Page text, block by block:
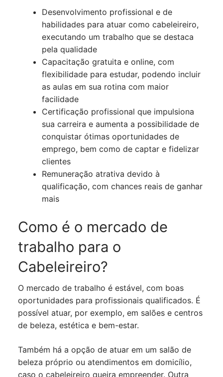
Desenvolvimento profissional e de
habilidades para atuar como cabeleireiro,
executando um trabalho que se destaca
pela qualidade
Capacitação gratuita e online, com
flexibilidade para estudar, podendo incluir
as aulas em sua rotina com maior
facilidade
Certificação profissional que impulsiona
sua carreira e aumenta a possibilidade de
conquistar ótimas oportunidades de
emprego, bem como de captar e fidelizar
clientes
Remuneração atrativa devido à
qualificação, com chances reais de ganhar
mais
Como é o mercado de
trabalho para o
Cabeleireiro?
O mercado de trabalho é estável, com boas
oportunidades para profissionais qualificados. É
possível atuar, por exemplo, em salões e centros
de beleza, estética e bem-estar.
Também há a opção de atuar em um salão de
beleza próprio ou atendimentos em domicílio,
caso o cabeleireiro queira empreender. Outra